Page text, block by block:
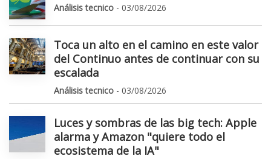
Análisis tecnico - 03/08/2026
Toca un alto en el camino en este valor
del Continuo antes de continuar con su
escalada
Análisis tecnico - 03/08/2026
Luces y sombras de las big tech: Apple
alarma y Amazon "quiere todo el
ecosistema de la IA"